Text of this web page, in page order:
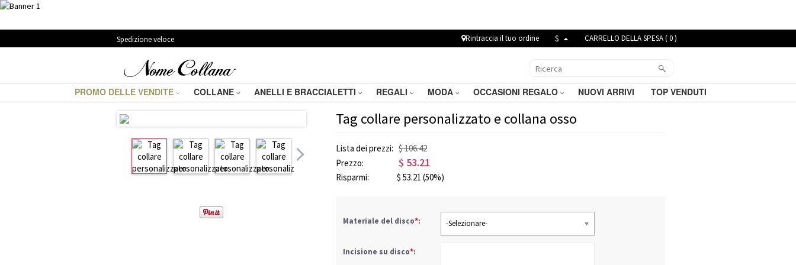
Spedizione veloce Rintraccia il tuo ordine $ CARRELLO DELLA SPESA (0)
PROMO DELLE VENDITE COLLANE ANELLI E BRACCIALETTI REGALI MODA OCCASIONI REGALO NUOVI ARRIVI TOP VENDUTI
Tag collare personalizzato e collana osso
Lista dei prezzi: $ 106.42
Prezzo:
$ 53.21
Risparmi: $ 53.21 (50%)
Materiale del disco*: -Selezionare-
Incisione su disco*: